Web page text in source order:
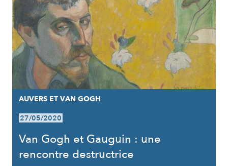
AUVERS ET VAN GOGH
27/05/2020
Van Gogh et Gauguin : une
rencontre destructrice